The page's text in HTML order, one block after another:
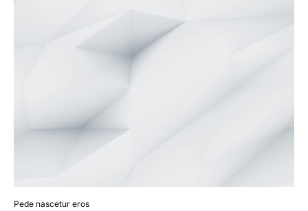
Pede nascetur eros